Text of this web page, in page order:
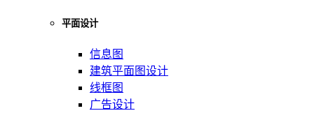
平面设计
信息图
建筑平面图设计
线框图
广告设计